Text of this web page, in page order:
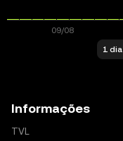
1 dia
Informações
TVL